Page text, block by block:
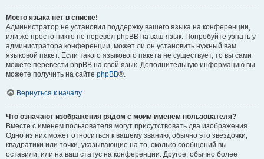
Моего языка нет в списке!
Администратор не установил поддержку вашего языка на конференции,
или же просто никто не перевёл phpBB на ваш язык. Попробуйте узнать у
администратора конференции, может ли он установить нужный вам
языковой пакет. Если такого языкового пакета не существует, то вы сами
можете перевести phpBB на свой язык. Дополнительную информацию вы
можете получить на сайте phpBB®.
Вернуться к началу
Что означают изображения рядом с моим именем пользователя?
Вместе с именем пользователя могут присутствовать два изображения.
Одно из них может относиться к вашему званию, обычно это звёздочки,
квадратики или точки, указывающие на то, сколько сообщений вы
оставили, или на ваш статус на конференции. Другое, обычно более